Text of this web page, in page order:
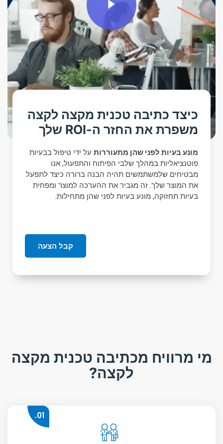
כיצד כתיבה טכנית מקצה לקצה
משפרת את החזר ה-ROI שלך
מונע בעיות לפני שהן מתעוררותעל ידי טיפול בבעיות
פוטנציאליות במהלך שלבי הפיתוח והתפעול, אנו
מבטיחים שלמשתמשים תהיה הבנה ברורה כיצד לתפעל
את המוצר שלך. זה מגביר את ההערכה למוצר ומפחית
בעיות תחזוקה, מונע בעיות לפני שהן מתחילות.
קבל הצעה
מי מרוויח מכתיבה טכנית מקצה
לקצה?